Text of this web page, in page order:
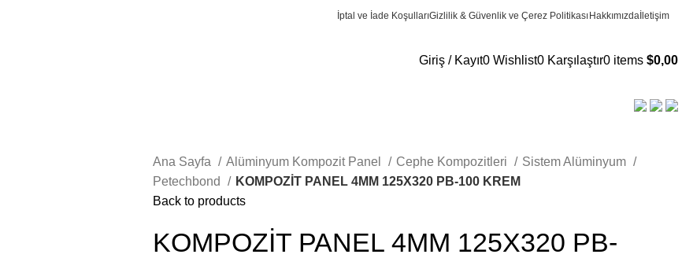
İptal ve İade KoşullarıGizlilik & Güvenlik ve Çerez Politikası Hakkımızda İletişim
Giriş / Kayıt0 Wishlist0 Karşılaştır0 items $0,00
Ana Sayfa Alüminyum Kompozit Panel Cephe Kompozitleri
Sistem Alüminyum
Petechbond
KOMPOZİT PANEL 4MM 125X320 PB-100 KREM
Back to products
KOMPOZİT PANEL 4MM 125X320 PB-